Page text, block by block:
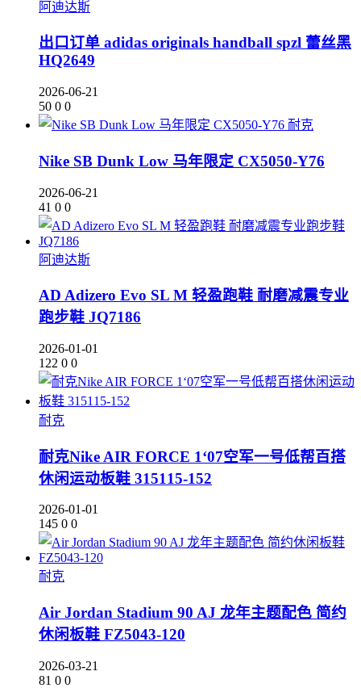
阿迪达斯
出口订单 adidas originals handball spzl 蕾丝黑
HQ2649
2026-06-21
50 0 0
耐克
Nike SB Dunk Low 马年限定 CX5050-Y76
2026-06-21
41 0 0
阿迪达斯
AD Adizero Evo SL M 轻盈跑鞋 耐磨减震专业
跑步鞋 JQ7186
2026-01-01
122 0 0
耐克
耐克Nike AIR FORCE 1‘07空军一号低帮百搭
休闲运动板鞋 315115-152
2026-01-01
145 0 0
耐克
Air Jordan Stadium 90 AJ 龙年主题配色 简约
休闲板鞋 FZ5043-120
2026-03-21
81 0 0